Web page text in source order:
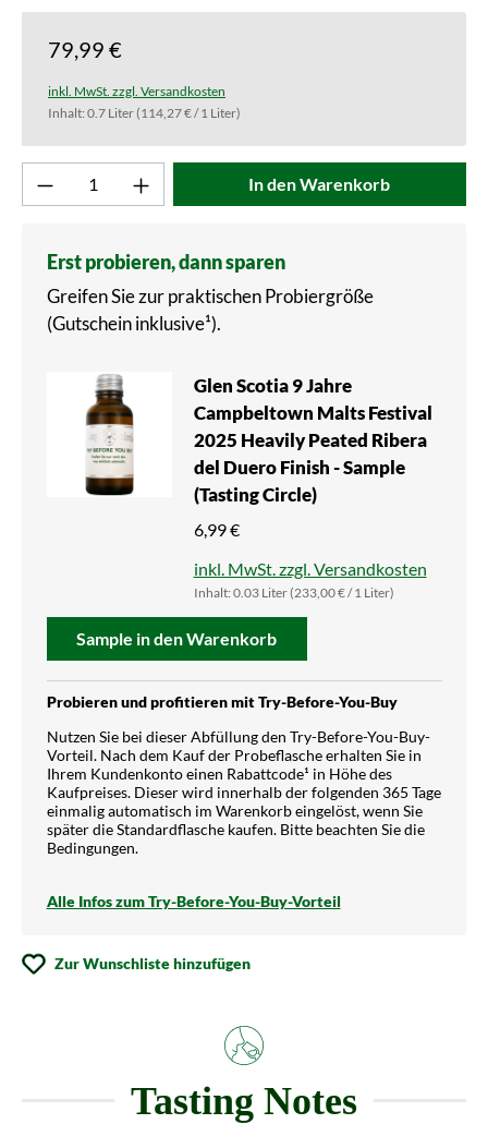
79,99 €
inkl. MwSt. zzgl. Versandkosten
Inhalt: 0.7 Liter(114,27 € / 1 Liter)
Produkt Anzahl: Gib den gewünschten
In den Warenkorb
Erst probieren, dann sparen
Greifen Sie zur praktischen Probiergröße
(Gutschein inklusive¹).
Glen Scotia 9 Jahre
Campbeltown Malts Festival
2025 Heavily Peated Ribera
del Duero Finish - Sample
(Tasting Circle)
6,99 €
inkl. MwSt. zzgl. Versandkosten
Inhalt: 0.03 Liter(233,00 € / 1 Liter)
Sample in den Warenkorb
Probieren und profitieren mit Try-Before-You-Buy
Nutzen Sie bei dieser Abfüllung den Try-Before-You-Buy-
Vorteil. Nach dem Kauf der Probeflasche erhalten Sie in
Ihrem Kundenkonto einen Rabattcode¹ in Höhe des
Kaufpreises. Dieser wird innerhalb der folgenden 365 Tage
einmalig automatisch im Warenkorb eingelöst, wenn Sie
später die Standardflasche kaufen. Bitte beachten Sie die
Bedingungen.
Alle Infos zum Try-Before-You-Buy-Vorteil
Zur Wunschliste hinzufügen
Tasting Notes